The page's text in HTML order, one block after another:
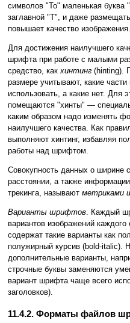
символов "То" маленькая буква
заглавной "Т", и даже
повышает качество изображения.
Для достижения наилучшего
шрифта при работе с малыми
средство, какхинтинг (hinting).
размере учитывают, какие
использовать, а какие нет. Для
помещаются "хинты" —
каким образом надо изменять
наилучшего качества. Как
выполняют хинтинг, избавляя
работы над шрифтом.
Совокупность данных о ширине
расстоянии, а также
трекинга, называют метриками
Варианты шрифтов. Каждый
вариантов изображений
содержат такие варианты как
полужирный курсив (bold-italic).
дополнительные варианты,
строчные буквы заменяются
вариант шрифта чаще всего
заголовков).
11.4.2. Форматы файлов